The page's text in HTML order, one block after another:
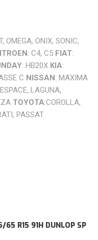
OMEGA, ONIX, SONIC,
: C4, C5 FIAT:
: HB20X KIA:
C NISSAN: MAXIMA
LAGUNA,
TOYOTA:COROLLA,
PASSAT
R15 91H DUNLOP SP